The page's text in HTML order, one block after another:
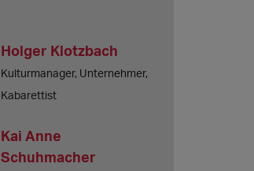
Holger Klotzbach
Kulturmanager, Unternehmer,
Kabarettist
Kai Anne
Schuhmacher